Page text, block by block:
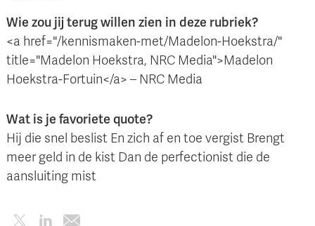
Wie zou jij terug willen zien in deze rubriek?
<a href="/kennismaken-met/Madelon-Hoekstra/"
title="Madelon Hoekstra, NRC Media">Madelon
Hoekstra-Fortuin</a> – NRC Media
Wat is je favoriete quote?
Hij die snel beslist En zich af en toe vergist Brengt
meer geld in de kist Dan de perfectionist die de
aansluiting mist